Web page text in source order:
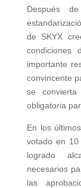
Después
de SKYX
condiciones
importante
convincente
se
obligatoria
En los
votado en
logrado
necesarios
las